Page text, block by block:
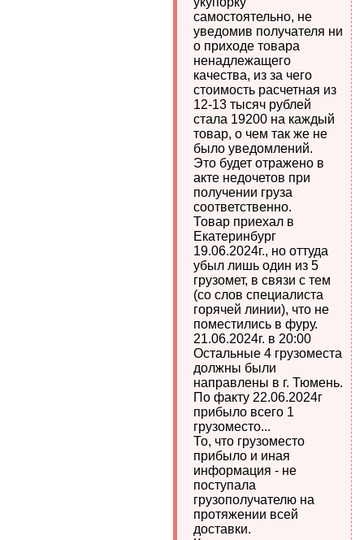
самостоятельно, не
уведомив получателя ни
о приходе товара
ненадлежащего
качества, из за чего
стоимость расчетная из
12-13 тысяч рублей
стала 19200 на каждый
товар, о чем так же не
было уведомлений.
Это будет отражено в
акте недочетов при
получении груза
соответственно.
Товар приехал в
Екатеринбург
19.06.2024г., но оттуда
убыл лишь один из 5
грузомет, в связи с тем
(со слов специалиста
горячей линии), что не
поместились в фуру.
21.06.2024г. в 20:00
Остальные 4 грузоместа
должны были
направлены в г. Тюмень.
По факту 22.06.2024г
прибыло всего 1
грузоместо...
То, что грузоместо
прибыло и иная
информация - не
поступала
грузополучателю на
протяжении всей
доставки.